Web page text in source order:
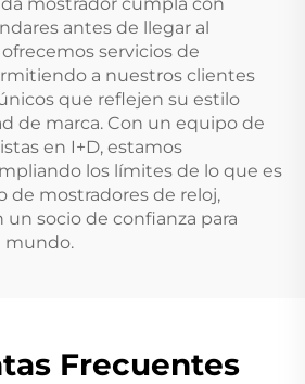
antes de llegar al
servicios de
a nuestros clientes
que reflejen su estilo
de marca. Con un equipo de
en I+D, estamos
los límites de lo que es
de mostradores de reloj,
socio de confianza para
mundo.
Frecuentes